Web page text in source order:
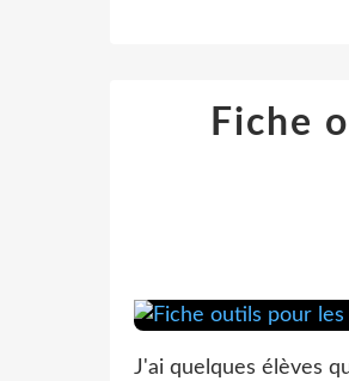
Fiche
J'ai quelques élèves